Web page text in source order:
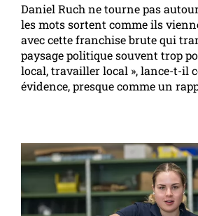
Daniel Ruch ne tourne pas
les mots sortent comme ils
avec cette franchise brute qui
paysage politique souvent trop
local, travailler local », lance-t-il
évidence, presque comme un